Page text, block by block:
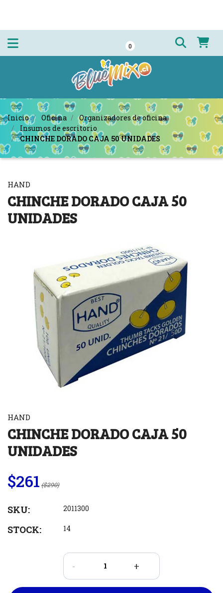
0
Inicio Oficina
Organizadores de oficina
Insumos de escritorio
CHINCHE DORADO CAJA 50 UNIDADES
HAND
CHINCHE DORADO CAJA 50
UNIDADES
HAND
CHINCHE DORADO CAJA 50
UNIDADES
$261 ($290)
SKU: 2011300
STOCK: 14
- +